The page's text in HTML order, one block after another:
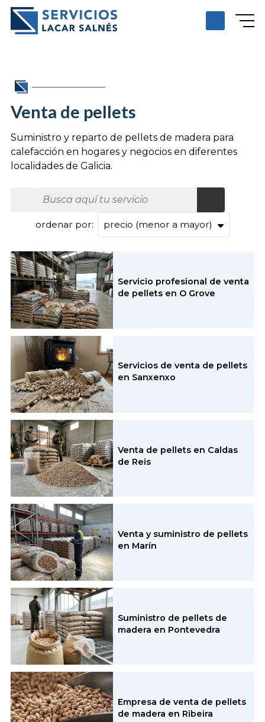
Venta de pellets
Suministro y reparto de pellets de madera para
calefacción en hogares y negocios en diferentes
localidades de Galicia.
ordenar por:
Todos los servicios
Venta de pellets
Servicio profesional de venta
de pellets en O Grove
Servicios de venta de pellets
en Sanxenxo
Venta de pellets en Caldas
de Reis
Venta y suministro de pellets
en Marín
Suministro de pellets de
madera en Pontevedra
Empresa de venta de pellets
de madera en Ribeira